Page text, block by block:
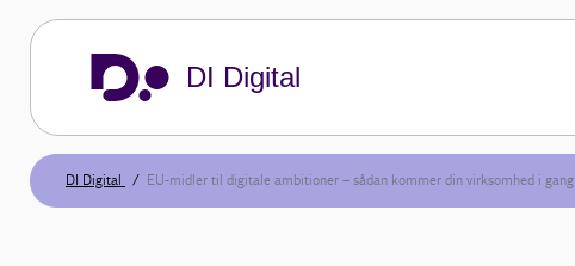
DI Digital
DI Digital EU-midler til digitale ambitioner – sådan kommer din virksomhed i gang